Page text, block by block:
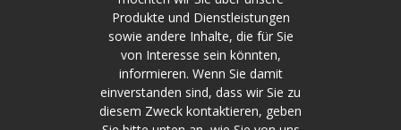
Produkte und Dienstleistungen
sowie andere Inhalte, die für Sie
von Interesse sein könnten,
informieren. Wenn Sie damit
einverstanden sind, dass wir Sie zu
diesem Zweck kontaktieren, geben